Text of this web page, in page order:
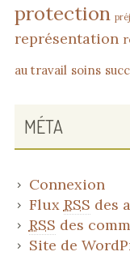
protection
représentation
au travail soins
MÉTA
Connexion
Flux RSS des
RSS des
Site de